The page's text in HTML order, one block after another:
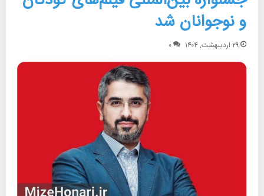
و نوجوانان شد
۲۹ اردیبهشت, ۱۴۰۴ ۰